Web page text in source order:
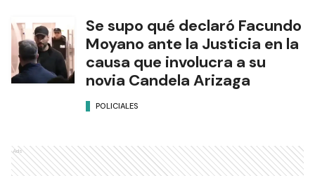
Se supo qué declaró Facundo
Moyano ante la Justicia en la
causa que involucra a su
novia Candela Arizaga
POLICIALES
Ads